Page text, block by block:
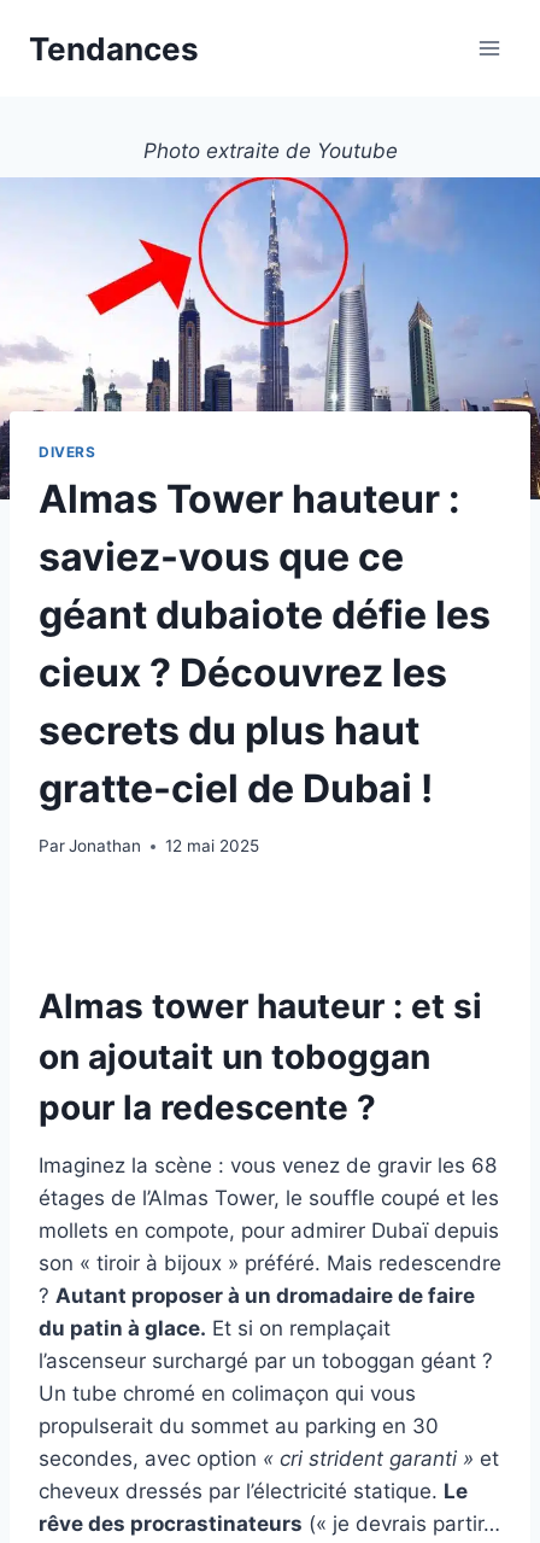
Tendances
Photo extraite de Youtube
DIVERS
Almas Tower hauteur :
saviez-vous que ce
géant dubaiote défie les
cieux ? Découvrez les
secrets du plus haut
gratte-ciel de Dubai !
ParJonathan 12 mai 2025
Almas tower hauteur : et si
on ajoutait un toboggan
pour la redescente ?
Imaginez la scène : vous venez de gravir les 68
étages de l’Almas Tower, le souffle coupé et les
mollets en compote, pour admirer Dubaï depuis
son « tiroir à bijoux » préféré. Mais redescendre
? Autant proposer à un dromadaire de faire
du patin à glace. Et si on remplaçait
l’ascenseur surchargé par un toboggan géant ?
Un tube chromé en colimaçon qui vous
propulserait du sommet au parking en 30
secondes, avec option « cri strident garanti » et
cheveux dressés par l’électricité statique. Le
rêve des procrastinateurs (« je devrais partir…